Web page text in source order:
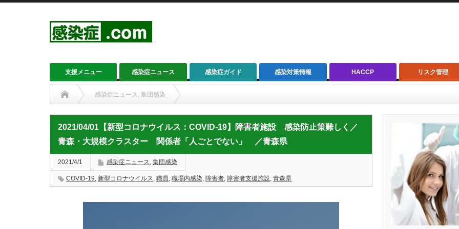
支援メニュー 感染症ニュース 感染症ガイド 感染対策情報 HACCP リスク管理
感染症ニュース, 集団感染
2021/04/01【新型コロナウイルス：COVID-19】障害者施設 感染防止策難しく／青森・大規模クラスター 関係者「人ごとでない」 ／青森県
2021/04/01【新型コロナウイルス：COVID-19】障害者施設 感染防止策難しく／
青森・大規模クラスター 関係者「人ごとでない」 ／青森県
2021/4/1 感染症ニュース, 集団感染
COVID-19, 新型コロナウイルス, 職員, 職場内感染, 障害者, 障害者支援施設, 青森県